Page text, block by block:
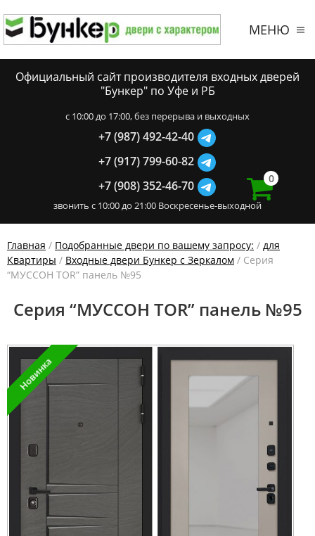
МЕНЮ
Официальный сайт производителя входных дверей
"Бункер" по Уфе и РБ
c 10:00 до 17:00, без перерыва и выходных
+7 (987) 492-42-40
+7 (917) 799-60-82
+7 (908) 352-46-70
звонить с 10:00 до 21:00 Воскресенье-выходной
0
Главная / Подобранные двери по вашему запросу: / для
Квартиры / Входные двери Бункер с Зеркалом / Серия
“МУССОН TOR” панель №95
Серия “МУССОН TOR” панель №95
Новинка